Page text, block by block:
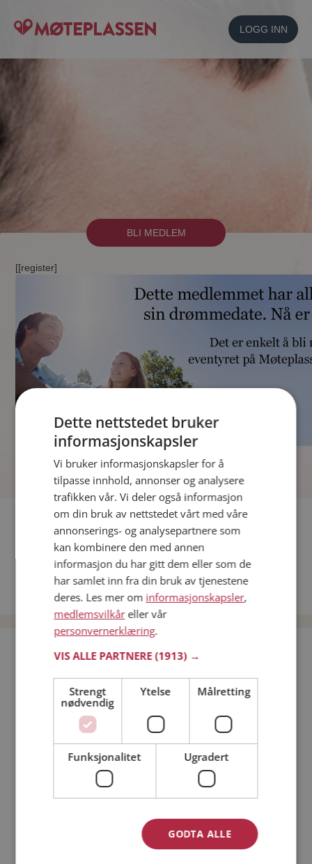
LOGG INN
BLI MEDLEM
[[register]
Fler single
Date menn i Norge
Date kvinner i Norge
Bli medlem gratis!
Jeg er en: Mann Kvinne
Min alder:
Dette nettstedet bruker
informasjonskapsler
Vi bruker informasjonskapsler for å
tilpasse innhold, annonser og analysere
trafikken vår. Vi deler også informasjon
om din bruk av nettstedet vårt med våre
annonserings- og analysepartnere som
kan kombinere den med annen
informasjon du har gitt dem eller som de
har samlet inn fra din bruk av tjenestene
deres. Les mer om informasjonskapsler,
medlemsvilkåreller vår
personvernerklæring.
VIS ALLE PARTNERE(1913) →
Strengt
nødvendig
Ytelse Målretting
Funksjonalitet Ugradert
GODTA ALLE